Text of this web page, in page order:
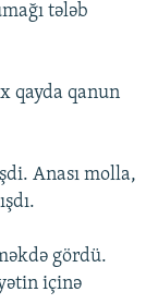
tələb
qayda qanun
Anası molla,
gördü.
içinə